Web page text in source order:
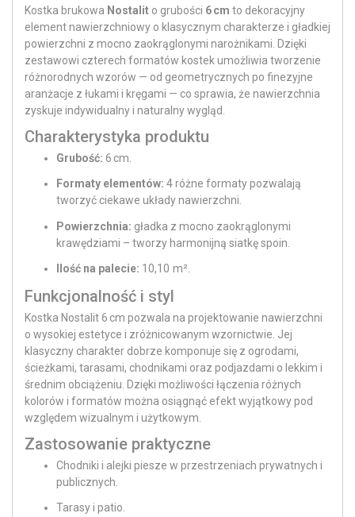
Kostka brukowa Nostalit o grubości 6 cm to dekoracyjny
element nawierzchniowy o klasycznym charakterze i gładkiej
powierzchni z mocno zaokrąglonymi narożnikami. Dzięki
zestawowi czterech formatów kostek umożliwia tworzenie
różnorodnych wzorów — od geometrycznych po finezyjne
aranżacje z łukami i kręgami — co sprawia, że nawierzchnia
zyskuje indywidualny i naturalny wygląd.
Charakterystyka produktu
Grubość: 6 cm.
Formaty elementów: 4 różne formaty pozwalają
tworzyć ciekawe układy nawierzchni.
Powierzchnia: gładka z mocno zaokrąglonymi
krawędziami – tworzy harmonijną siatkę spoin.
Ilość na palecie: 10,10 m².
Funkcjonalność i styl
Kostka Nostalit 6 cm pozwala na projektowanie nawierzchni
o wysokiej estetyce i zróżnicowanym wzornictwie. Jej
klasyczny charakter dobrze komponuje się z ogrodami,
ścieżkami, tarasami, chodnikami oraz podjazdami o lekkim i
średnim obciążeniu. Dzięki możliwości łączenia różnych
kolorów i formatów można osiągnąć efekt wyjątkowy pod
względem wizualnym i użytkowym.
Zastosowanie praktyczne
Chodniki i alejki piesze w przestrzeniach prywatnych i
publicznych.
Tarasy i patio.